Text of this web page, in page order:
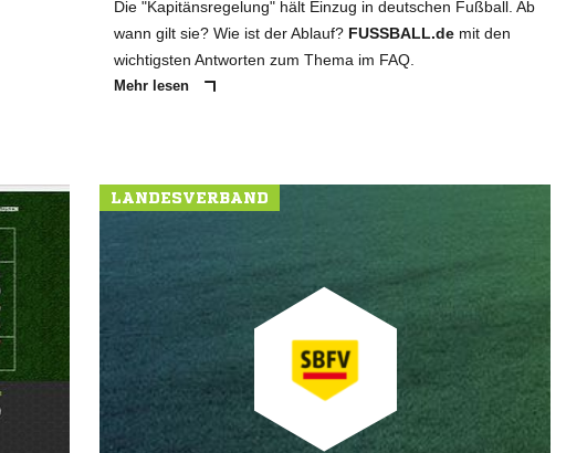
Die "Kapitänsregelung" hält Einzug in deutschen Fußball. Ab
wann gilt sie? Wie ist der Ablauf? FUSSBALL.de mit den
wichtigsten Antworten zum Thema im FAQ.
Mehr lesen
LANDESVERBAND